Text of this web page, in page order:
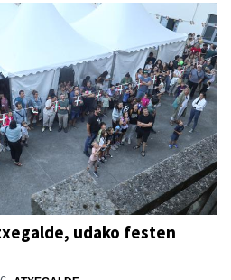
udako festen